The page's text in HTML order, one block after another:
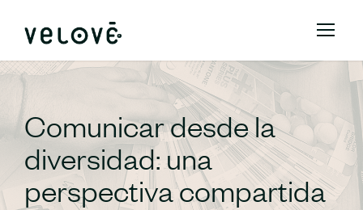
Comunicar desde la
diversidad: una
perspectiva compartida